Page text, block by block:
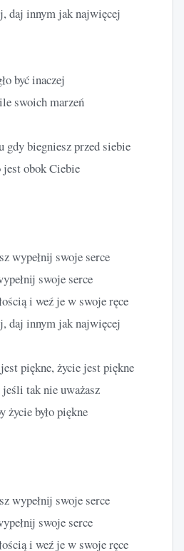
daj innym jak najwięcej
być inaczej
swoich marzeń
gdy biegniesz przed siebie
jest obok Ciebie
wypełnij swoje serce
swoje serce
i weź je w swoje ręce
daj innym jak najwięcej
piękne, życie jest piękne
tak nie uważasz
życie było piękne
wypełnij swoje serce
swoje serce
i weź je w swoje ręce